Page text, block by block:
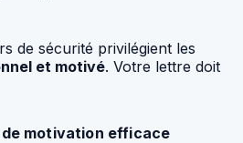
de sécurité privilégient les
et motivé. Votre lettre doit
motivation efficace